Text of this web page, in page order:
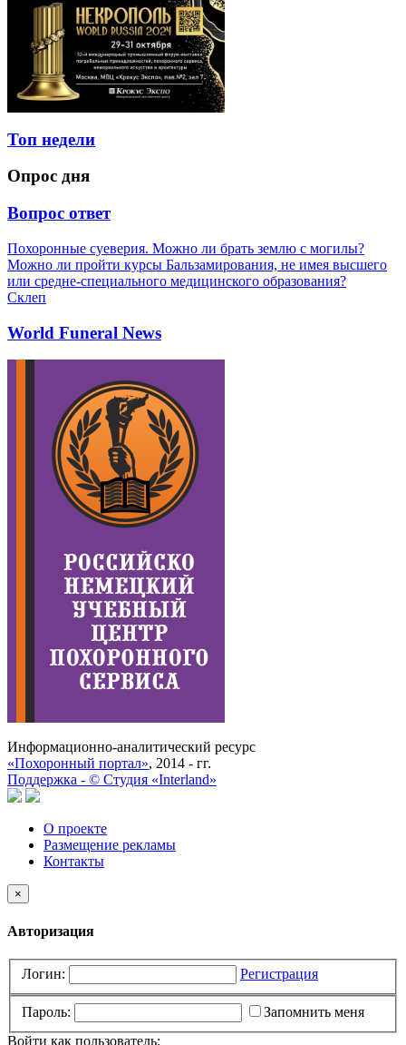
Топ недели
Опрос дня
Вопрос ответ
Похоронные суеверия. Можно ли брать землю с могилы?
Можно ли пройти курсы Бальзамирования, не имея высшего
или средне-специального медицинского образования?
Склеп
World Funeral News
Информационно-аналитический ресурс
«Похоронный портал», 2014 - гг.
Поддержка - © Cтудия «Interland»
О проекте
Размещение рекламы
Контакты
×
Авторизация
Логин: Регистрация
Пароль:
Запомнить меня
Войти как пользователь: